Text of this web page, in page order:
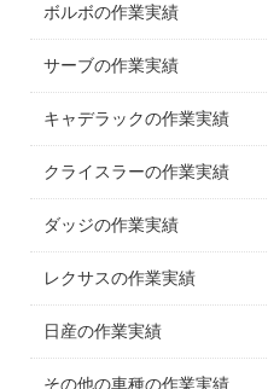
ボルボの作業実績
サーブの作業実績
キャデラックの作業実績
クライスラーの作業実績
ダッジの作業実績
レクサスの作業実績
日産の作業実績
その他の車種の作業実績